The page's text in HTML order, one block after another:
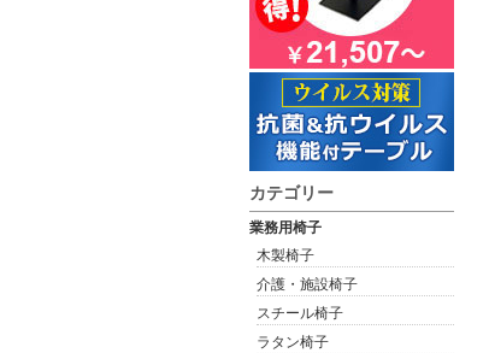
カテゴリー
業務用椅子
木製椅子
介護・施設椅子
スチール椅子
ラタン椅子